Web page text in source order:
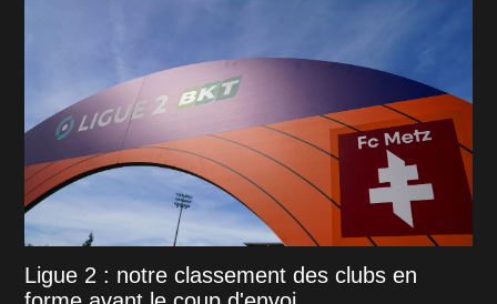
Ligue 2 : notre classement des clubs en